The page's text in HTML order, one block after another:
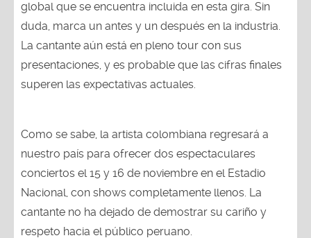
duda, marca un antes y un después en la industria.
La cantante aún está en pleno tour con sus
presentaciones, y es probable que las cifras finales
superen las expectativas actuales.
nuestro país para ofrecer dos espectaculares
conciertos el 15 y 16 de noviembre en el Estadio
Nacional, con shows completamente llenos. La
cantante no ha dejado de demostrar su cariño y
respeto hacia el público peruano.